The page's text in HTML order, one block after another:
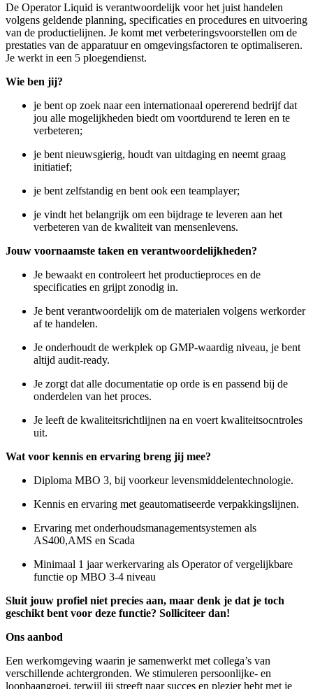
De Operator Liquid is verantwoordelijk voor het juist handelen
volgens geldende planning, specificaties en procedures en uitvoering
van de productielijnen. Je komt met verbeteringsvoorstellen om de
prestaties van de apparatuur en omgevingsfactoren te optimaliseren.
Je werkt in een 5 ploegendienst.
Wie ben jij?
je bent op zoek naar een internationaal opererend bedrijf dat
jou alle mogelijkheden biedt om voortdurend te leren en te
verbeteren;
je bent nieuwsgierig, houdt van uitdaging en neemt graag
initiatief;
je bent zelfstandig en bent ook een teamplayer;
je vindt het belangrijk om een bijdrage te leveren aan het
verbeteren van de kwaliteit van mensenlevens.
Jouw voornaamste taken en verantwoordelijkheden?
Je bewaakt en controleert het productieproces en de
specificaties en grijpt zonodig in.
Je bent verantwoordelijk om de materialen volgens werkorder
af te handelen.
Je onderhoudt de werkplek op GMP-waardig niveau, je bent
altijd audit-ready.
Je zorgt dat alle documentatie op orde is en passend bij de
onderdelen van het proces.
Je leeft de kwaliteitsrichtlijnen na en voert kwaliteitsocntroles
uit.
Wat voor kennis en ervaring breng jij mee?
Diploma MBO 3, bij voorkeurlevensmiddelentechnologie.
Kennis en ervaring met geautomatiseerde verpakkingslijnen.
Ervaring met onderhoudsmanagementsystemen als
AS400,AMS en Scada
Minimaal 1 jaar werkervaring als Operator of vergelijkbare
functie op MBO 3-4 niveau
Sluit jouw profiel niet precies aan, maar denk je dat je toch
geschikt bent voor deze functie? Solliciteer dan!
Ons aanbod
Een werkomgeving waarin je samenwerkt met collega’s van
verschillende achtergronden. We stimuleren persoonlijke- en
loopbaangroei, terwijl jij streeft naar succes en plezier hebt met je